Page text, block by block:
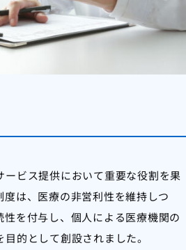
ビス提供において重要な役割を果
は、医療の非営利性を維持しつ
を付与し、個人による医療機関の
的として創設されました。